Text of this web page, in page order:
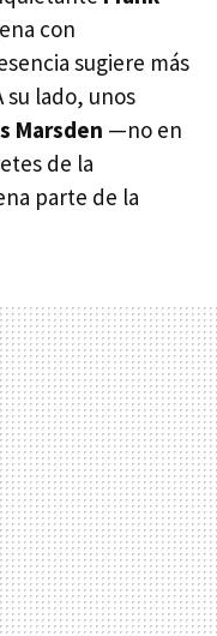
con
sugiere más
su lado, unos
Marsden —no en
de la
parte de la